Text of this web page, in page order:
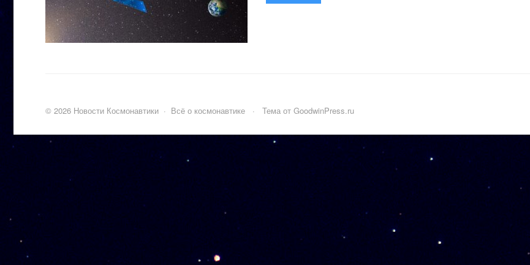
© 2026 Новости Космонавтики · Всё о космонавтике · Тема от GoodwinPress.ru